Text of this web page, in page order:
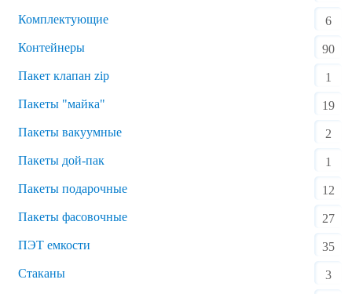
Комплектующие
6
Контейнеры
90
Пакет клапан zip
1
Пакеты "майка"
19
Пакеты вакуумные
2
Пакеты дой-пак
1
Пакеты подарочные
12
Пакеты фасовочные
27
ПЭТ емкости
35
Стаканы
3